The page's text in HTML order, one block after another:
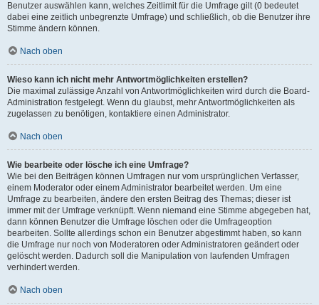
Benutzer auswählen kann, welches Zeitlimit für die Umfrage gilt (0 bedeutet
dabei eine zeitlich unbegrenzte Umfrage) und schließlich, ob die Benutzer ihre
Stimme ändern können.
Nach oben
Wieso kann ich nicht mehr Antwortmöglichkeiten erstellen?
Die maximal zulässige Anzahl von Antwortmöglichkeiten wird durch die Board-
Administration festgelegt. Wenn du glaubst, mehr Antwortmöglichkeiten als
zugelassen zu benötigen, kontaktiere einen Administrator.
Nach oben
Wie bearbeite oder lösche ich eine Umfrage?
Wie bei den Beiträgen können Umfragen nur vom ursprünglichen Verfasser,
einem Moderator oder einem Administrator bearbeitet werden. Um eine
Umfrage zu bearbeiten, ändere den ersten Beitrag des Themas; dieser ist
immer mit der Umfrage verknüpft. Wenn niemand eine Stimme abgegeben hat,
dann können Benutzer die Umfrage löschen oder die Umfrageoption
bearbeiten. Sollte allerdings schon ein Benutzer abgestimmt haben, so kann
die Umfrage nur noch von Moderatoren oder Administratoren geändert oder
gelöscht werden. Dadurch soll die Manipulation von laufenden Umfragen
verhindert werden.
Nach oben